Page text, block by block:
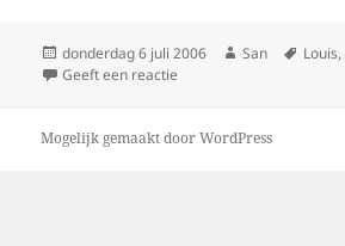
Geplaatst
op
donderdag 6 juli 2006 Auteur
San Tags
Louis,
Geeft een reactie
Mogelijk gemaakt door WordPress